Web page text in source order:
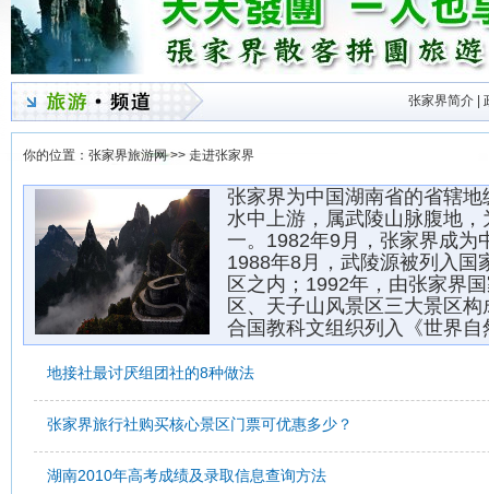
张家界简介
你的位置： 张家界旅游网>> 走进张家界
张家界为中国湖南省的省辖
水中上游，属武陵山脉腹地
一。1982年9月，张家界成为
1988年8月，武陵源被列入国
区之内；1992年，由张家界
区、天子山风景区三大景区
合国教科文组织列入《世界
地接社最讨厌组团社的8种做法
张家界旅行社购买核心景区门票可优惠多少？
湖南2010年高考成绩及录取信息查询方法